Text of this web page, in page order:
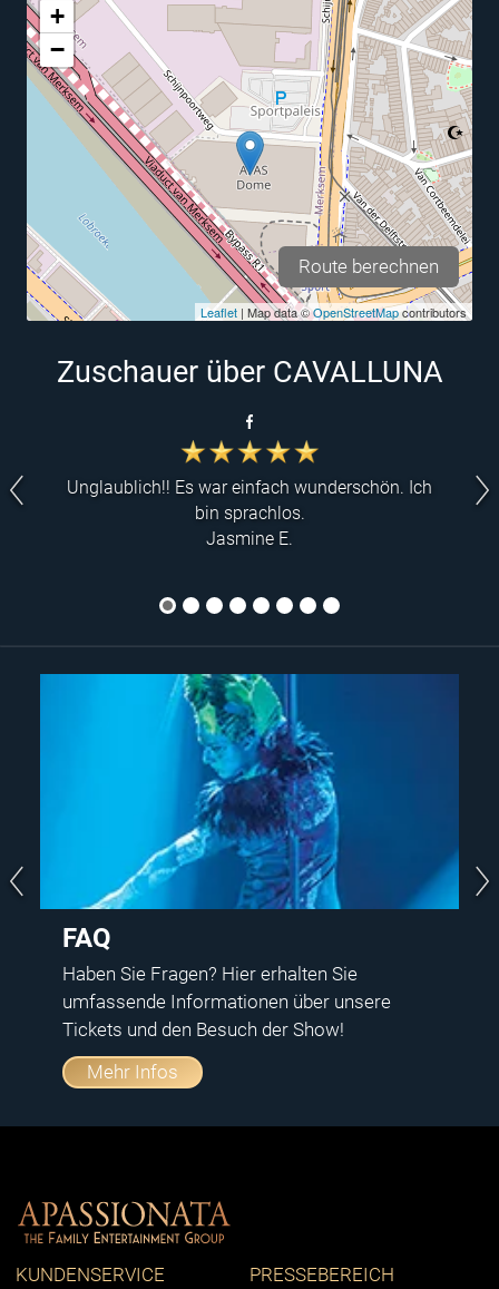
+
−
Leaflet | Map data ©OpenStreetMapcontributors
Route berechnen
Zuschauer über CAVALLUNA
Unglaublich!! Es war einfach wunderschön. Ich
bin sprachlos.
Jasmine E.
1 2 3 4 5 6 7 8
FAQ
Haben Sie Fragen? Hier erhalten Sie
umfassende Informationen über unsere
Tickets und den Besuch der Show!
Mehr Infos
KUNDENSERVICE PRESSEBEREICH